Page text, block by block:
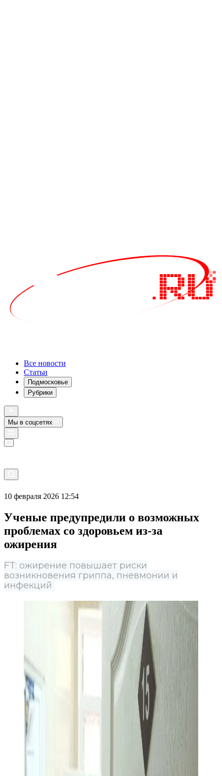
Все новости
Статьи
Подмосковье
Рубрики
Мы в соцсетях
10 февраля 2026 12:54
Ученые предупредили о возможных
проблемах со здоровьем из-за
ожирения
FT: ожирение повышает риски
возникновения гриппа, пневмонии и
инфекций